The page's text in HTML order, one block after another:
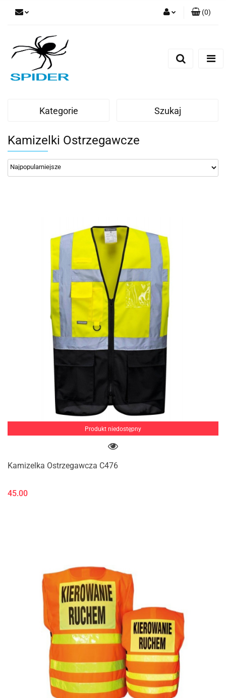
(0)
Kategorie Szukaj
Kamizelki Ostrzegawcze
Produkt niedostępny
Kamizelka Ostrzegawcza C476
45.00